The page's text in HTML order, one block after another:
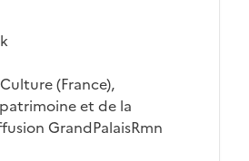
(France),
et de la
GrandPalaisRmn